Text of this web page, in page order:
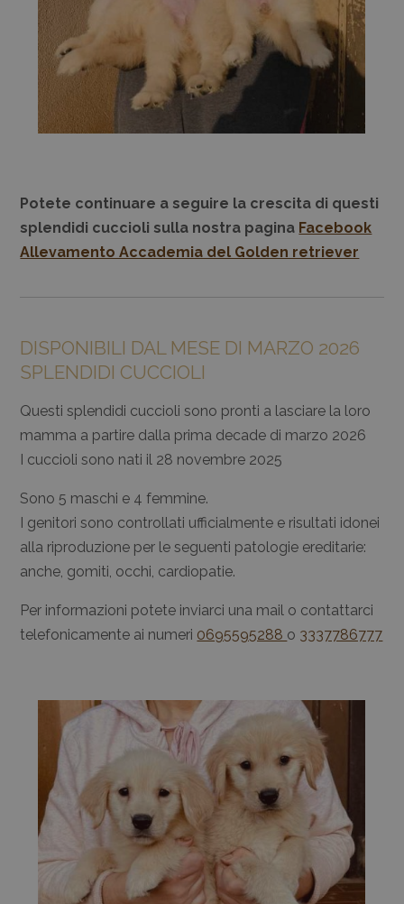
Potete continuare a seguire la crescita di questi
splendidi cuccioli sulla nostra pagina Facebook
Allevamento Accademia del Golden retriever
DISPONIBILI DAL MESE DI MARZO 2026
SPLENDIDI CUCCIOLI
Questi splendidi cuccioli sono pronti a lasciare la loro
mamma a partire dalla prima decade di marzo 2026
I cuccioli sono nati il 28 novembre 2025
Sono 5 maschi e 4 femmine.
I genitori sono controllati ufficialmente e risultati idonei
alla riproduzione per le seguenti patologie ereditarie:
anche, gomiti, occhi, cardiopatie.
Per informazioni potete inviarci una mail o contattarci
telefonicamente ai numeri 0695595288 o 3337786777